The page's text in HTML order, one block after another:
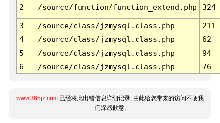
2 /source/function/function_extend.php 324
3 /source/class/jzmysql.class.php
211
4
/source/class/jzmysql.class.php
62
5
/source/class/jzmysql.class.php
94
6
/source/class/jzmysql.class.php 76
www.365jz.com 已经将此出错信息详细记录, 由此给您带来的访问不便我
们深感歉意.